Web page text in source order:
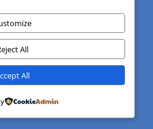
reserved |
All
All